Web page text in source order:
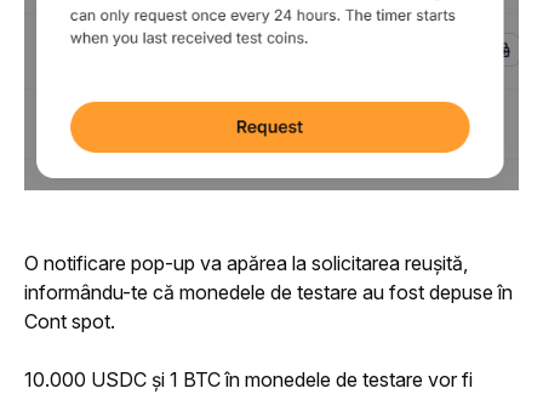
O notificare pop-up va apărea la solicitarea reușită,
informându-te că monedele de testare au fost depuse în
Cont spot.
10.000 USDC și 1 BTC în monedele de testare vor fi